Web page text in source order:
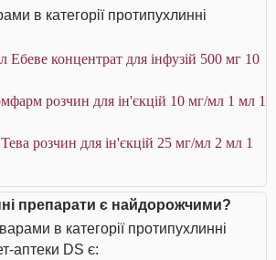
в категорії протипухлинні
Ебеве концентрат для інфузій 500 мг 10
розчин для ін'єкцій 10 мг/мл 1 мл 1
розчин для ін'єкцій 25 мг/мл 2 мл 1
препарати є найдорожчими?
в категорії протипухлинні
аптеки DS є: